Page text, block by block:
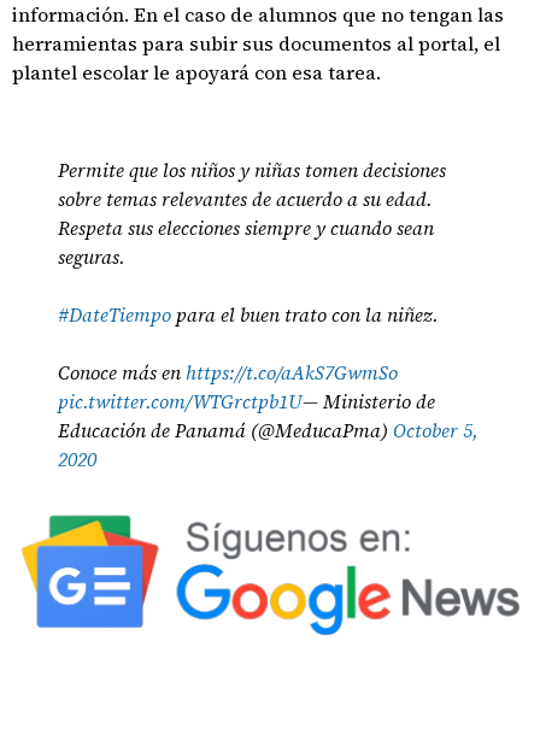
información. En el caso de alumnos que no tengan las
herramientas para subir sus documentos al portal, el
plantel escolar le apoyará con esa tarea.
Permite que los niños y niñas tomen decisiones
sobre temas relevantes de acuerdo a su edad.
Respeta sus elecciones siempre y cuando sean
seguras.
#DateTiempo para el buen trato con la niñez.
Conoce más enhttps://t.co/aAkS7GwmSo
pic.twitter.com/WTGrctpb1U— Ministerio de
Educación de Panamá (@MeducaPma) October 5,
2020